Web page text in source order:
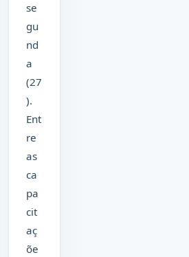
se
gu
nd
a
(27
).
Ent
re
as
ca
pa
cit
aç
õe